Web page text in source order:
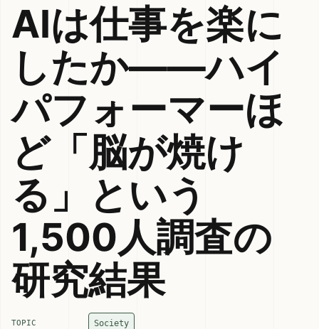
AIは仕事を楽に
したか——ハイ
パフォーマーほ
ど「脳が焼け
る」という
1,500人調査の
研究結果
TOPIC Society